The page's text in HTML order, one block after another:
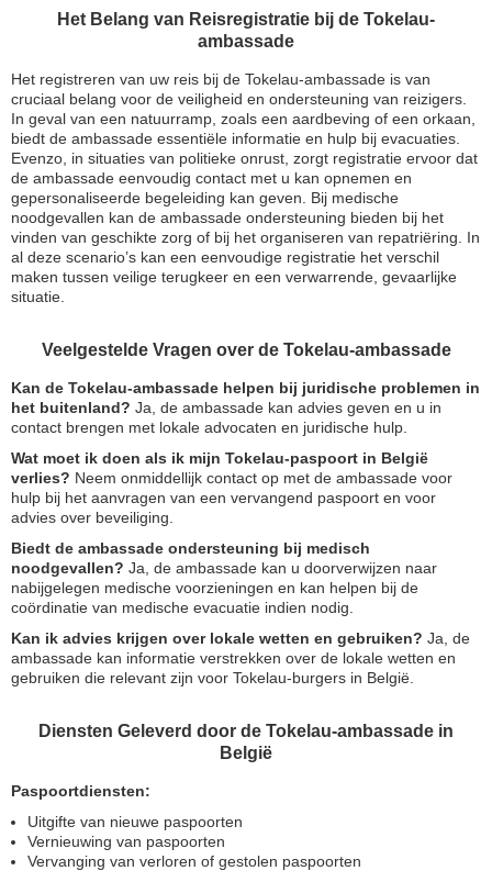
Het Belang van Reisregistratie bij de Tokelau-
ambassade
Het registreren van uw reis bij de Tokelau-ambassade is van
cruciaal belang voor de veiligheid en ondersteuning van reizigers.
In geval van een natuurramp, zoals een aardbeving of een orkaan,
biedt de ambassade essentiële informatie en hulp bij evacuaties.
Evenzo, in situaties van politieke onrust, zorgt registratie ervoor dat
de ambassade eenvoudig contact met u kan opnemen en
gepersonaliseerde begeleiding kan geven. Bij medische
noodgevallen kan de ambassade ondersteuning bieden bij het
vinden van geschikte zorg of bij het organiseren van repatriëring. In
al deze scenario’s kan een eenvoudige registratie het verschil
maken tussen veilige terugkeer en een verwarrende, gevaarlijke
situatie.
Veelgestelde Vragen over de Tokelau-ambassade
Kan de Tokelau-ambassade helpen bij juridische problemen in
het buitenland? Ja, de ambassade kan advies geven en u in
contact brengen met lokale advocaten en juridische hulp.
Wat moet ik doen als ik mijn Tokelau-paspoort in België
verlies? Neem onmiddellijk contact op met de ambassade voor
hulp bij het aanvragen van een vervangend paspoort en voor
advies over beveiliging.
Biedt de ambassade ondersteuning bij medisch
noodgevallen? Ja, de ambassade kan u doorverwijzen naar
nabijgelegen medische voorzieningen en kan helpen bij de
coördinatie van medische evacuatie indien nodig.
Kan ik advies krijgen over lokale wetten en gebruiken? Ja, de
ambassade kan informatie verstrekken over de lokale wetten en
gebruiken die relevant zijn voor Tokelau-burgers in België.
Diensten Geleverd door de Tokelau-ambassade in
België
Paspoortdiensten:
Uitgifte van nieuwe paspoorten
Vernieuwing van paspoorten
Vervanging van verloren of gestolen paspoorten